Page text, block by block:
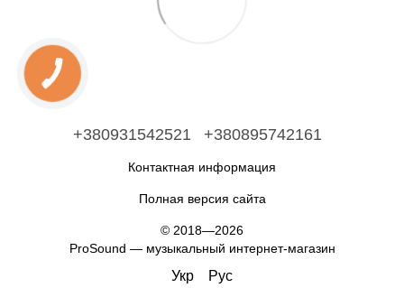
+380931542521 +380895742161
Контактная информация
Полная версия сайта
© 2018—2026
ProSound — музыкальный интернет-магазин
Укр Рус